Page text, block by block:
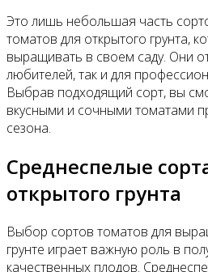
Это лишь небольшая часть
томатов для открытого грунта,
выращивать в своем саду. Они
любителей, так и для
Выбрав подходящий сорт, вы
вкусными и сочными томатами
сезона.
Среднеспелые
открытого грунта
Выбор сортов томатов для
грунте играет важную роль в
качественных плодов.